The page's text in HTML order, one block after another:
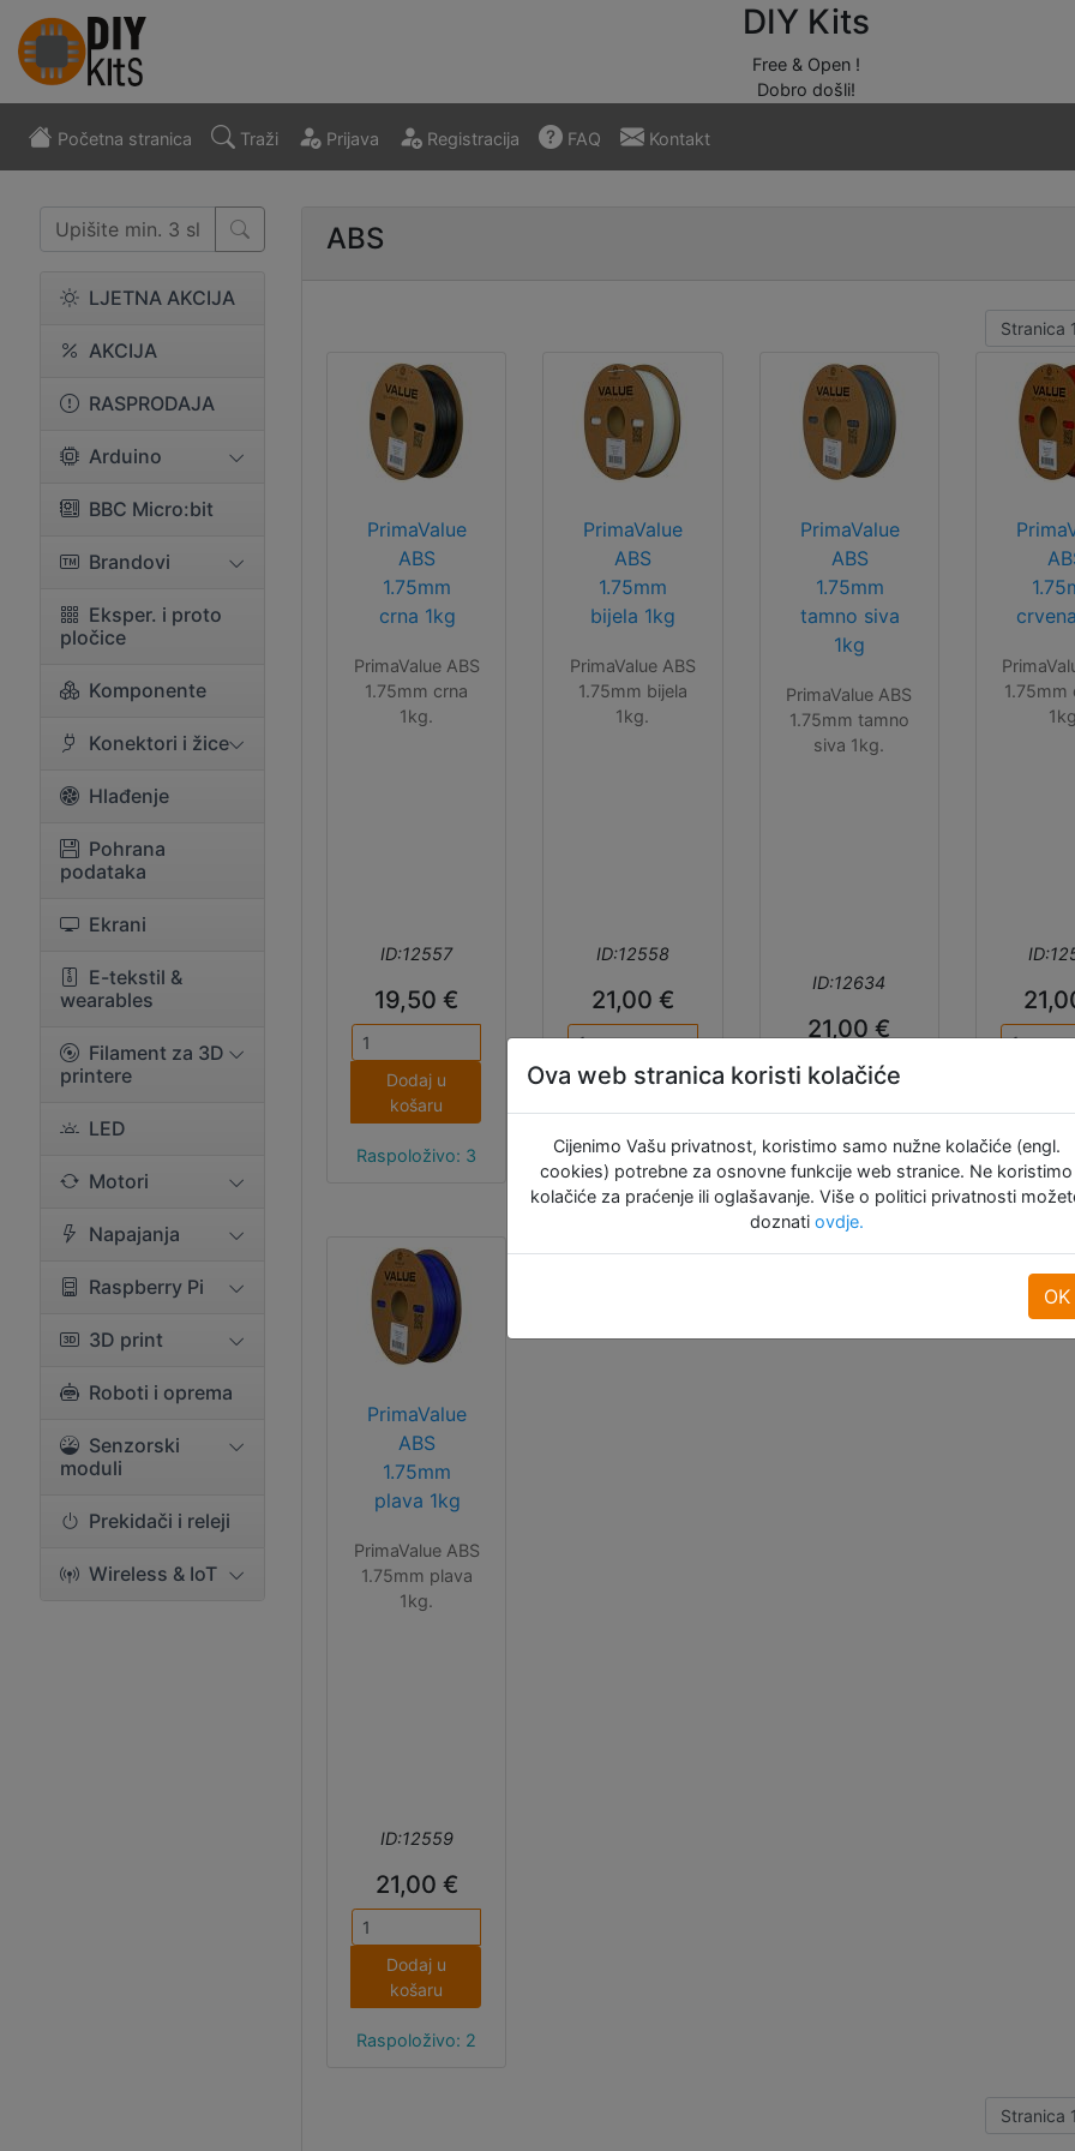
DIY Kits
Free & Open !
Dobro došli!
Početna stranica Traži Prijava Registracija FAQ Kontakt
LJETNA AKCIJA
AKCIJA
RASPRODAJA
Arduino
BBC Micro:bit
Brandovi
Eksper. i proto
pločice
Komponente
Konektori i žice
Hlađenje
Pohrana
podataka
Ekrani
E-tekstil &
wearables
Filament za 3D
printere
LED
Motori
Napajanja
Raspberry Pi
3D print
Roboti i oprema
Senzorski
moduli
Prekidači i releji
Wireless & IoT
ABS
PrimaValue
ABS
1.75mm
crna 1kg
PrimaValue ABS
1.75mm crna
1kg.
ID:12557
19,50 €
Dodaj u
košaru
Raspoloživo: 3
PrimaValue
ABS
1.75mm
bijela 1kg
PrimaValue ABS
1.75mm bijela
1kg.
ID:12558
21,00 €
Dodaj u
Raspoloživo: 4
PrimaValue
ABS
1.75mm
tamno siva
1kg
PrimaValue ABS
1.75mm tamno
siva 1kg.
ID:12634
21,00 €
Dodaj u
Raspoloživo: 3
1.75mm
PrimaValue
ABS
1.75mm
plava 1kg
PrimaValue ABS
1.75mm plava
1kg.
ID:12559
21,00 €
Dodaj u
košaru
Raspoloživo: 2
Ova web stranica koristi kolačiće
Cijenimo Vašu privatnost, koristimo samo nužne kolačiće (engl.
cookies) potrebne za osnovne funkcije web stranice. Ne koristimo
kolačiće za praćenje ili oglašavanje. Više o politici privatnosti
doznatiovdje.
OK